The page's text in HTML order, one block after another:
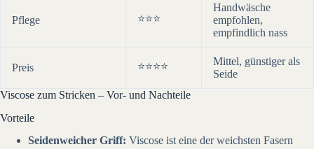
Pflege ⭐⭐⭐
Handwäsche
empfohlen,
empfindlich nass
Preis ⭐⭐⭐⭐
Mittel, günstiger als
Seide
Viscose zum Stricken – Vor- und Nachteile
Vorteile
Seidenweicher Griff: Viscose ist eine der weichsten Fasern